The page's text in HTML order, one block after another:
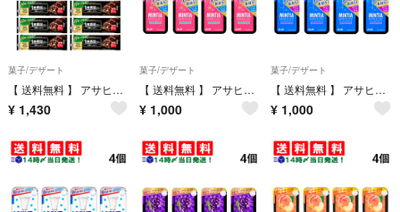
菓子/デザート
【 送料無料 】 アサヒグループ食品 1本満足バー シリアル ブラック 糖質80％オフ 37g × 9本 セット まとめ買い
¥ 1,430
菓子/デザート
【 送料無料 】 アサヒグループ食品 ミンティアブリーズ シャイニーピンク 30粒 × 4個 まとめ買い
¥ 1,000
菓子/デザート
【 送料無料 】 アサヒグループ食品 ミンティアブリーズ リフレッシュブルー 30粒 × 4個 まとめ買い
¥ 1,000